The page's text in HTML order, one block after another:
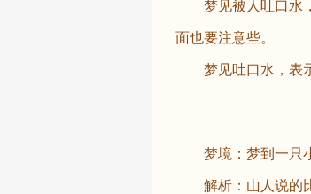
梦见被人吐口水，
面也要注意些。
梦见吐口水，表示
梦境：梦到一只小
解析：山人说的比